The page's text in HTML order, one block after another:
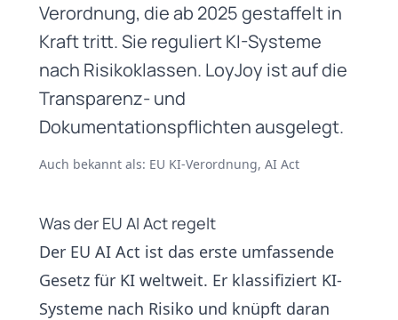
Verordnung, die ab 2025 gestaffelt in
Kraft tritt. Sie reguliert KI-Systeme
nach Risikoklassen. LoyJoy ist auf die
Transparenz- und
Dokumentationspflichten ausgelegt.
Auch bekannt als: EU KI-Verordnung, AI Act
Was der EU AI Act regelt
Der EU AI Act ist das erste umfassende
Gesetz für KI weltweit. Er klassifiziert KI-
Systeme nach Risiko und knüpft daran